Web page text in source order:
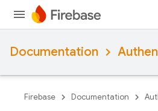
Documentation
Firebase Documentation